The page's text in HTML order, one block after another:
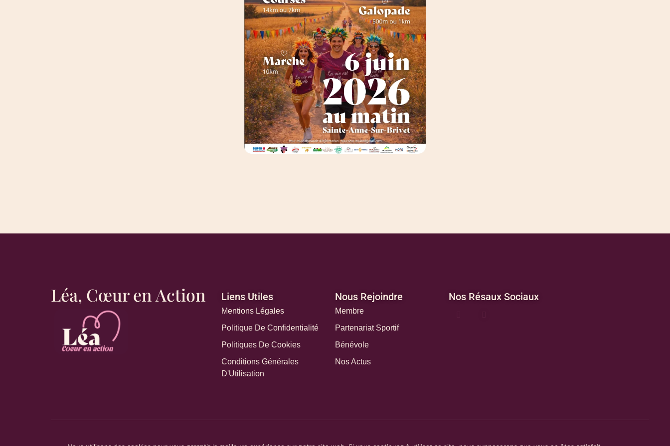
Léa, Cœur en Action Liens Utiles
Mentions Légales
Politique De Confidentialité
Politiques De Cookies
Conditions Générales
D'Utilisation
Nous Rejoindre
Membre
Partenariat Sportif
Bénévole
Nos Actus
Nos Résaux Sociaux
© Léa cœur en action 2025